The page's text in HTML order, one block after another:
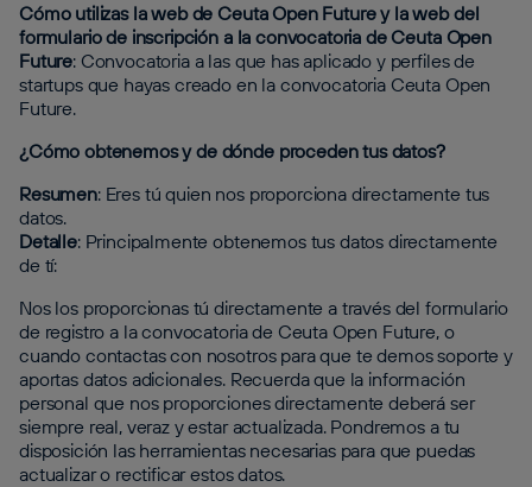
Cómo utilizas la web de Ceuta Open Future y la web del
formulario de inscripción a la convocatoria de Ceuta Open
Future: Convocatoria a las que has aplicado y perfiles de
startups que hayas creado en la convocatoria Ceuta Open
Future.
¿Cómo obtenemos y de dónde proceden tus datos?
Resumen: Eres tú quien nos proporciona directamente tus
datos. ‍
Detalle: ‍Principalmente obtenemos tus datos directamente
de tí:
Nos los proporcionas tú directamente a través del formulario
de registro a la convocatoria de Ceuta Open Future, o
cuando contactas con nosotros para que te demos soporte y
aportas datos adicionales. Recuerda que la información
personal que nos proporciones directamente deberá ser
siempre real, veraz y estar actualizada. Pondremos a tu
disposición las herramientas necesarias para que puedas
actualizar o rectificar estos datos.